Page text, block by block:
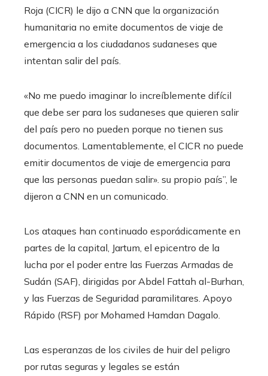
Roja (CICR) le dijo a CNN que la organización
humanitaria no emite documentos de viaje de
emergencia a los ciudadanos sudaneses que
intentan salir del país.
«No me puedo imaginar lo increíblemente difícil
que debe ser para los sudaneses que quieren salir
del país pero no pueden porque no tienen sus
documentos. Lamentablemente, el CICR no puede
emitir documentos de viaje de emergencia para
que las personas puedan salir». su propio país”, le
dijeron a CNN en un comunicado.
Los ataques han continuado esporádicamente en
partes de la capital, Jartum, el epicentro de la
lucha por el poder entre las Fuerzas Armadas de
Sudán (SAF), dirigidas por Abdel Fattah al-Burhan,
y las Fuerzas de Seguridad paramilitares. Apoyo
Rápido (RSF) por Mohamed Hamdan Dagalo.
Las esperanzas de los civiles de huir del peligro
por rutas seguras y legales se están